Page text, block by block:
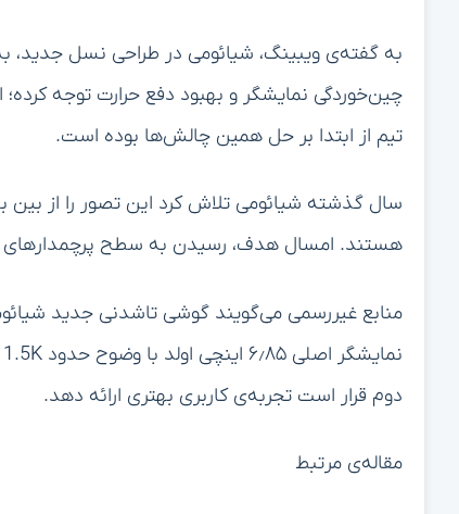
به گفته‌ی ویبینگ، شیائومی در طراحی نسل جدید، به
تیم از ابتدا بر حل همین چالش‌ها بوده است.
سال گذشته شیائومی تلاش کرد این تصور را از بین
هستند. امسال هدف، رسیدن به سطح پرچمدارهای
دوم قرار است تجربه‌ی کاربری بهتری ارائه دهد.
مقاله‌ی مرتبط